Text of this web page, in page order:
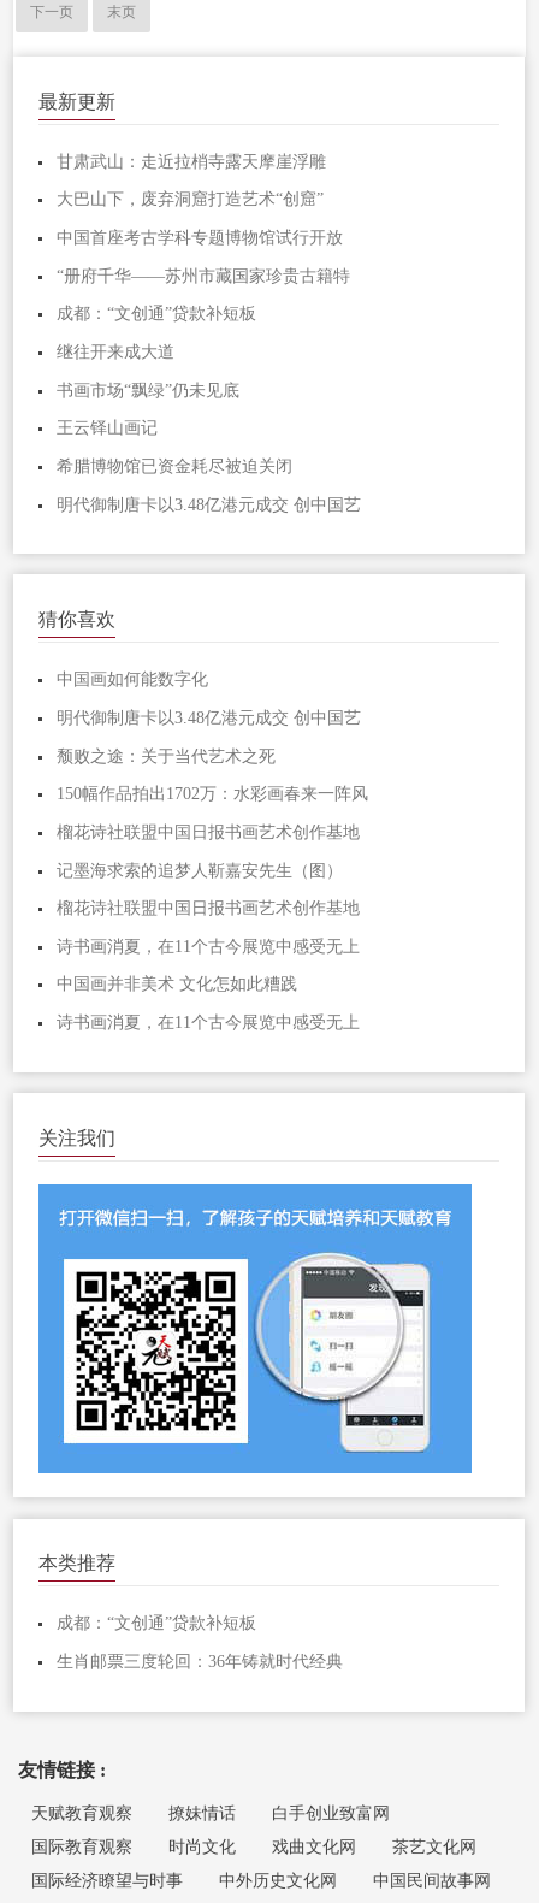
下一页 末页
最新更新
甘肃武山：走近拉梢寺露天摩崖浮雕
大巴山下，废弃洞窟打造艺术“创窟”
中国首座考古学科专题博物馆试行开放
“册府千华——苏州市藏国家珍贵古籍特
成都：“文创通”贷款补短板
继往开来成大道
书画市场“飘绿”仍未见底
王云铎山画记
希腊博物馆已资金耗尽被迫关闭
明代御制唐卡以3.48亿港元成交 创中国艺
猜你喜欢
中国画如何能数字化
明代御制唐卡以3.48亿港元成交 创中国艺
颓败之途：关于当代艺术之死
150幅作品拍出1702万：水彩画春来一阵风
榴花诗社联盟中国日报书画艺术创作基地
记墨海求索的追梦人靳嘉安先生（图）
榴花诗社联盟中国日报书画艺术创作基地
诗书画消夏，在11个古今展览中感受无上
中国画并非美术 文化怎如此糟践
诗书画消夏，在11个古今展览中感受无上
关注我们
本类推荐
成都：“文创通”贷款补短板
生肖邮票三度轮回：36年铸就时代经典
友情链接 :
天赋教育观察 撩妹情话
白手创业致富网
国际教育观察
时尚文化 戏曲文化网
茶艺文化网
国际经济瞭望与时事
中外历史文化网 中国民间故事网